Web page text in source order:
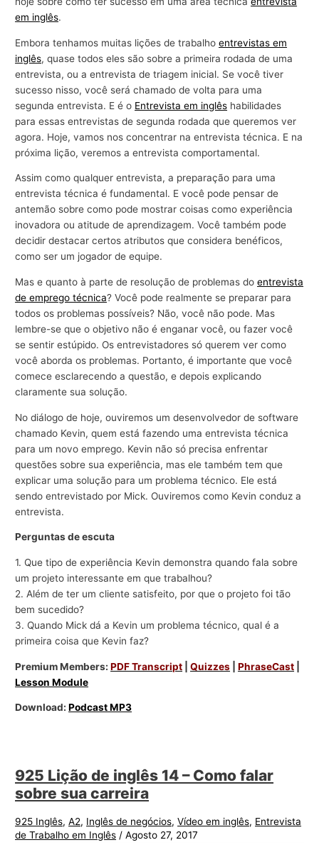
em inglês.
Embora tenhamos muitas lições de trabalhoentrevistas em
inglês, quase todos eles são sobre a primeira rodada de uma
entrevista, ou a entrevista de triagem inicial. Se você tiver
sucesso nisso, você será chamado de volta para uma
segunda entrevista. E é o Entrevista em inglês habilidades
para essas entrevistas de segunda rodada que queremos ver
agora. Hoje, vamos nos concentrar na entrevista técnica. E na
próxima lição, veremos a entrevista comportamental.
Assim como qualquer entrevista, a preparação para uma
entrevista técnica é fundamental. E você pode pensar de
antemão sobre como pode mostrar coisas como experiência
inovadora ou atitude de aprendizagem. Você também pode
decidir destacar certos atributos que considera benéficos,
como ser um jogador de equipe.
Mas e quanto à parte de resolução de problemas doentrevista
de emprego técnica? Você pode realmente se preparar para
todos os problemas possíveis? Não, você não pode. Mas
lembre-se que o objetivo não é enganar você, ou fazer você
se sentir estúpido. Os entrevistadores só querem ver como
você aborda os problemas. Portanto, é importante que você
comece esclarecendo a questão, e depois explicando
claramente sua solução.
No diálogo de hoje, ouviremos um desenvolvedor de software
chamado Kevin, quem está fazendo uma entrevista técnica
para um novo emprego. Kevin não só precisa enfrentar
questões sobre sua experiência, mas ele também tem que
explicar uma solução para um problema técnico. Ele está
sendo entrevistado por Mick. Ouviremos como Kevin conduz a
entrevista.
Perguntas de escuta
1. Que tipo de experiência Kevin demonstra quando fala sobre
um projeto interessante em que trabalhou?
2. Além de ter um cliente satisfeito, por que o projeto foi tão
bem sucedido?
3. Quando Mick dá a Kevin um problema técnico, qual é a
primeira coisa que Kevin faz?
Premium Members:PDF Transcript |Quizzes |PhraseCast
Lesson Module
Download:Podcast MP3
925 Lição de inglês 14 – Como falar
sobre sua carreira
925 Inglês,A2, Inglês de negócios,Vídeo em inglês, Entrevista
de Trabalho em Inglês /Agosto 27, 2017